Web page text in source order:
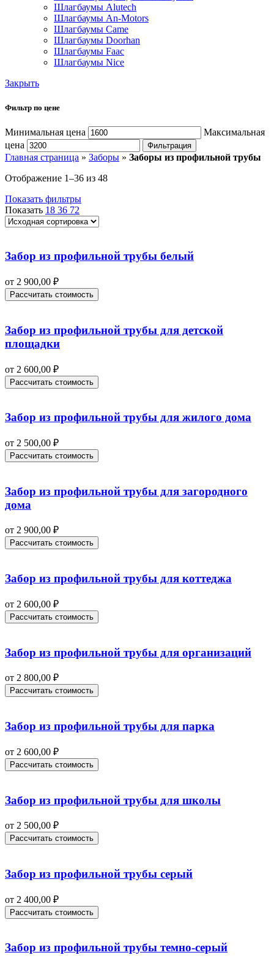
Шлагбаумы Alutech
Шлагбаумы An-Motors
Шлагбаумы Came
Шлагбаумы Doorhan
Шлагбаумы Faac
Шлагбаумы Nice
Закрыть
Фильтр по цене
Минимальная цена
Максимальная
цена
Фильтрация
Главная страница » Заборы » Заборы из профильной трубы
Отображение 1–36 из 48
Показать фильтры
Показать 18 36 72
Забор из профильной трубы белый
от 2 900,00 ₽
Рассчитать стоимость
Забор из профильной трубы для детской
площадки
от 2 600,00 ₽
Рассчитать стоимость
Забор из профильной трубы для жилого дома
от 2 500,00 ₽
Рассчитать стоимость
Забор из профильной трубы для загородного
дома
от 2 900,00 ₽
Рассчитать стоимость
Забор из профильной трубы для коттеджа
от 2 600,00 ₽
Рассчитать стоимость
Забор из профильной трубы для организаций
от 2 800,00 ₽
Рассчитать стоимость
Забор из профильной трубы для парка
от 2 600,00 ₽
Рассчитать стоимость
Забор из профильной трубы для школы
от 2 500,00 ₽
Рассчитать стоимость
Забор из профильной трубы серый
от 2 400,00 ₽
Рассчитать стоимость
Забор из профильной трубы темно-серый